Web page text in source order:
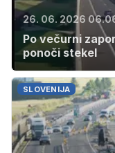
26. 06. 2026
Po večurni
ponoči stekel
SLOVENIJA